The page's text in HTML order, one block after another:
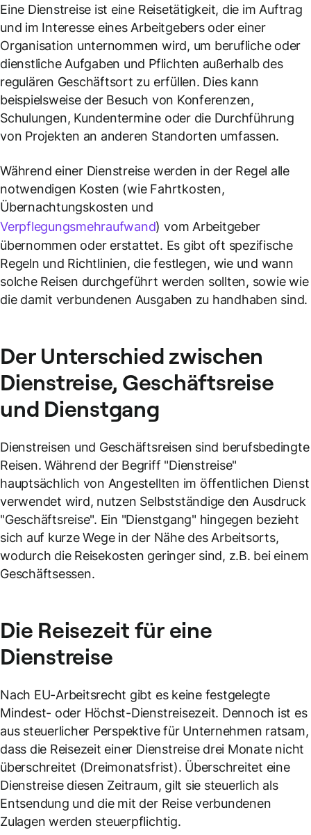
Eine Dienstreise ist eine Reisetätigkeit, die im Auftrag
und im Interesse eines Arbeitgebers oder einer
Organisation unternommen wird, um berufliche oder
dienstliche Aufgaben und Pflichten außerhalb des
regulären Geschäftsort zu erfüllen. Dies kann
beispielsweise der Besuch von Konferenzen,
Schulungen, Kundentermine oder die Durchführung
von Projekten an anderen Standorten umfassen.
Während einer Dienstreise werden in der Regel alle
notwendigen Kosten (wie Fahrtkosten,
Übernachtungskosten und
Verpflegungsmehraufwand) vom Arbeitgeber
übernommen oder erstattet. Es gibt oft spezifische
Regeln und Richtlinien, die festlegen, wie und wann
solche Reisen durchgeführt werden sollten, sowie wie
die damit verbundenen Ausgaben zu handhaben sind.
Der Unterschied zwischen
Dienstreise, Geschäftsreise
und Dienstgang
Dienstreisen und Geschäftsreisen sind berufsbedingte
Reisen. Während der Begriff "Dienstreise"
hauptsächlich von Angestellten im öffentlichen Dienst
verwendet wird, nutzen Selbstständige den Ausdruck
"Geschäftsreise". Ein "Dienstgang" hingegen bezieht
sich auf kurze Wege in der Nähe des Arbeitsorts,
wodurch die Reisekosten geringer sind, z.B. bei einem
Geschäftsessen.
Die Reisezeitfür eine
Dienstreise
Nach EU-Arbeitsrecht gibt es keine festgelegte
Mindest- oder Höchst-Dienstreisezeit. Dennoch ist es
aus steuerlicher Perspektive für Unternehmen ratsam,
dass die Reisezeit einer Dienstreise drei Monate nicht
überschreitet (Dreimonatsfrist). Überschreitet eine
Dienstreise diesen Zeitraum, gilt sie steuerlich als
Entsendung und die mit der Reise verbundenen
Zulagen werden steuerpflichtig.